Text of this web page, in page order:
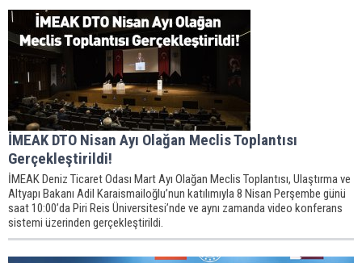
İMEAK DTO Nisan Ayı Olağan Meclis Toplantısı
Gerçekleştirildi!
İMEAK Deniz Ticaret Odası Mart Ayı Olağan Meclis Toplantısı, Ulaştırma ve
Altyapı Bakanı Adil Karaismailoğlu’nun katılımıyla 8 Nisan Perşembe günü
saat 10:00’da Piri Reis Üniversitesi’nde ve aynı zamanda video konferans
sistemi üzerinden gerçekleştirildi.